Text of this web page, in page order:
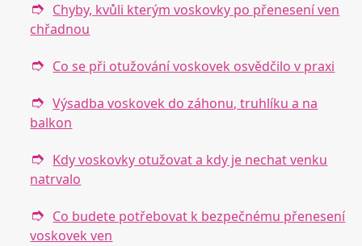
Chyby, kvůli kterým voskovky po přenesení ven
chřadnou
Co se při otužování voskovek osvědčilo v praxi
Výsadba voskovek do záhonu, truhlíku a na
balkon
Kdy voskovky otužovat a kdy je nechat venku
natrvalo
Co budete potřebovat k bezpečnému přenesení
voskovek ven